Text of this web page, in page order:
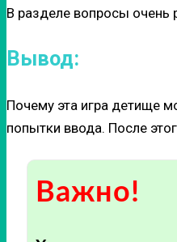
В разделе вопросы очень
Вывод:
Почему эта игра детище
попытки ввода. После
Важно!